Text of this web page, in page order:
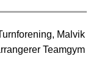
Malvik
Teamgym